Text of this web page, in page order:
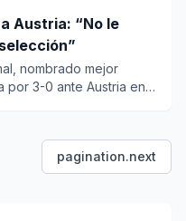
Austria: “No le
nombrado mejor
por 3-0 ante Austria en
pagination.next